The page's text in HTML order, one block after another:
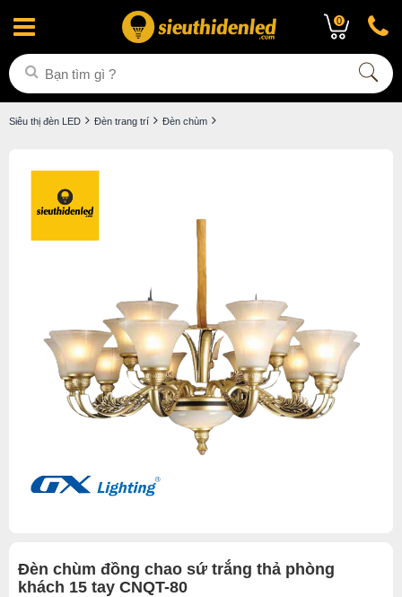
0
Siêu thị đèn LED Đèn trang trí Đèn chùm
Đèn chùm đồng chao sứ trắng thả phòng
khách 15 tay CNQT-80